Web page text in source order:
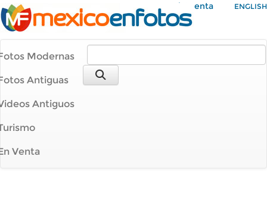
Mi Cuenta ENGLISH
Modernas
Antiguas
Antiguos
Venta